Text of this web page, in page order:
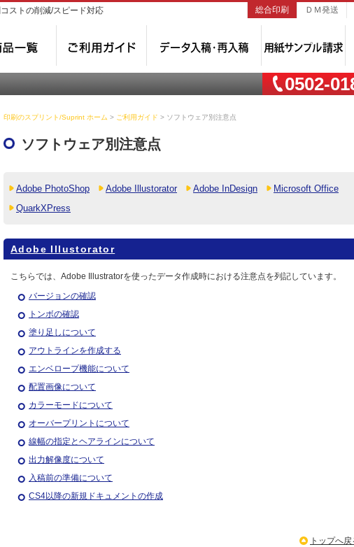
ストの削減/スピード対応 総合印刷 ＤＭ発送
0502-
印刷のスプリント/Suprint ホーム > ご利用ガイド > ソフトウェア別注意点
ソフトウェア別注意点
Adobe PhotoShop Adobe Illustorator Adobe InDesign
Microsoft Office
QuarkXPress
Adobe Illustorator
こちらでは、Adobe Illustratorを使ったデータ作成時における注意点を列記しています。
バージョンの確認
トンボの確認
塗り足しについて
アウトラインを作成する
エンベロープ機能について
配置画像について
カラーモードについて
オーバープリントについて
線幅の指定とヘアラインについて
出力解像度について
入稿前の準備について
CS4以降の新規ドキュメントの作成
トップへ戻